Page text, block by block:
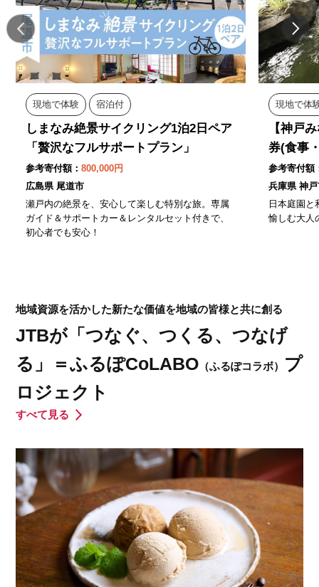
現地で体験 宿泊付
しまなみ絶景サイクリング1泊2日ペア
「贅沢なフルサポートプラン」
参考寄付額： 800,000円
広島県 尾道市
瀬戸内の絶景を、安心して楽しむ特別な旅。専属
ガイド＆サポートカー＆レンタルセット付きで、
初心者でも安心！
現地で体
【神戸
券(食事
参考寄付額
兵庫県 神
日本庭園と
愉しむ大人
地域資源を活かした新たな価値を地域の皆様と共に創る
JTBが「つなぐ、つくる、つなげ
る」＝ふるぽCoLABO （ふるぽコラボ） プ
ロジェクト
すべて見る